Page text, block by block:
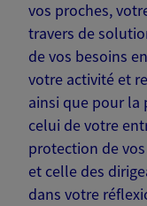
vos proches,
travers de
de vos besoins
votre activité et
ainsi que pour
celui de votre
protection de
et celle des
dans votre